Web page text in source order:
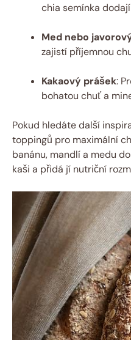
chia semínka
Med nebo
zajistí příjemnou
Kakaový prášek:
bohatou chuť a
Pokud hledáte další
toppingů pro maximální
banánu, mandlí a medu
kaši a přidá jí nutriční